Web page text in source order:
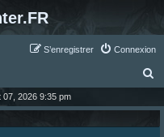
Connexion
S’enregistrer
c
2026 9:35 pm